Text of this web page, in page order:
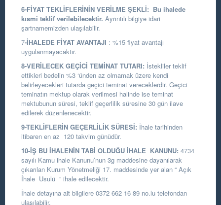
6-FİYAT TEKLİFLERİNİN VERİLME ŞEKLİ: Bu ihalede
kısmi teklif verilebilecektir. Ayrıntılı bilgiye idari
şartnamemizden ulaşılabilir.
7-İHALEDE FİYAT AVANTAJI : %15 fiyat avantajı
uygulanmayacaktır.
8-VERİLECEK GEÇİCİ TEMİNAT TUTARI: İstekliler teklif
ettikleri bedelin %3 ‘ünden az olmamak üzere kendi
belirleyecekleri tutarda geçici teminat vereceklerdir. Geçici
teminatın mektup olarak verilmesi halinde ise teminat
mektubunun süresi, teklif geçerlilik süresine 30 gün ilave
edilerek düzenlenecektir.
9-TEKLİFLERİN GEÇERLİLİK SÜRESİ: İhale tarihinden
itibaren en az 120 takvim günüdür.
10-İŞ BU İHALENİN TABİ OLDUĞU İHALE KANUNU: 4734
sayılı Kamu ihale Kanunu’nun 3g maddesine dayanılarak
çıkarılan Kurum Yönetmeliği 17. maddesinde yer alan “ Açık
İhale Usulü ” ihale edilecektir.
İhale detayına ait bilgilere 0372 662 16 89 no.lu telefondan
ulaşılabilir.